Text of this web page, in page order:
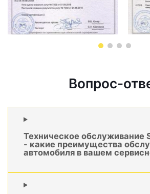
Вопрос-
Техническое обслуживание
- какие преимущества
автомобиля в вашем